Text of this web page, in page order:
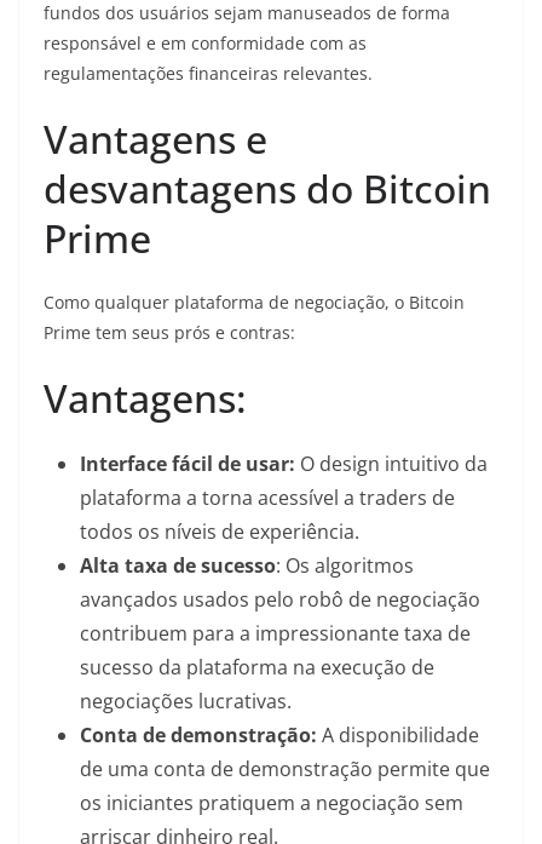
fundos dos usuários sejam manuseados de forma
responsável e em conformidade com as
regulamentações financeiras relevantes.
Vantagens e
desvantagens do Bitcoin
Prime
Como qualquer plataforma de negociação, o Bitcoin
Prime tem seus prós e contras:
Vantagens:
Interface fácil de usar: O design intuitivo da
plataforma a torna acessível a traders de
todos os níveis de experiência.
Alta taxa de sucesso: Os algoritmos
avançados usados pelo robô de negociação
contribuem para a impressionante taxa de
sucesso da plataforma na execução de
negociações lucrativas.
Conta de demonstração: A disponibilidade
de uma conta de demonstração permite que
os iniciantes pratiquem a negociação sem
arriscar dinheiro real.